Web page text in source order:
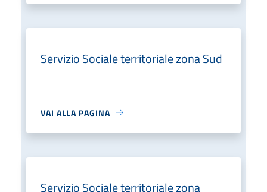
Servizio Sociale territoriale zona Sud
VAI ALLA PAGINA
Servizio Sociale territoriale zona